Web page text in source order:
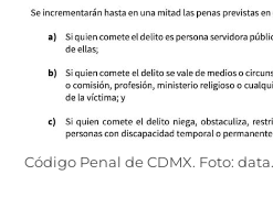
Código Penal de CDMX. Foto: